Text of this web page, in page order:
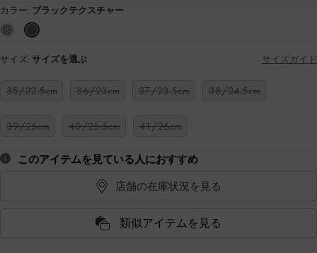
カラー: ブラックテクスチャー
サイズ: サイズを選ぶ サイズガイド
35/22.5cm 36/23cm 37/23.5cm 38/24.5cm
39/25cm 40/25.5cm 41/26cm
このアイテムを見ている人におすすめ
店舗の在庫状況を見る
類似アイテムを見る